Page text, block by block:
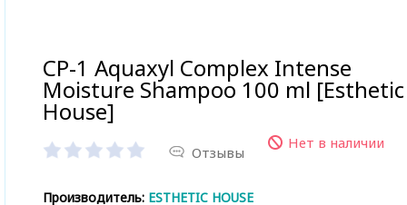
CP-1 Aquaxyl Complex Intense
Moisture Shampoo 100 ml [Esthetic
House]
Отзывы
Нет в наличии
Производитель: ESTHETIC HOUSE